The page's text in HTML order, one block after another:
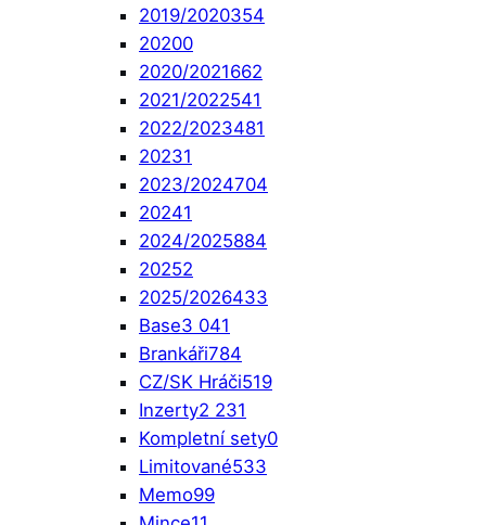
2019/2020354
20200
2020/2021662
2021/2022541
2022/2023481
20231
2023/2024704
20241
2024/2025884
20252
2025/2026433
Base3 041
Brankáři784
CZ/SK Hráči519
Inzerty2 231
Kompletní sety0
Limitované533
Memo99